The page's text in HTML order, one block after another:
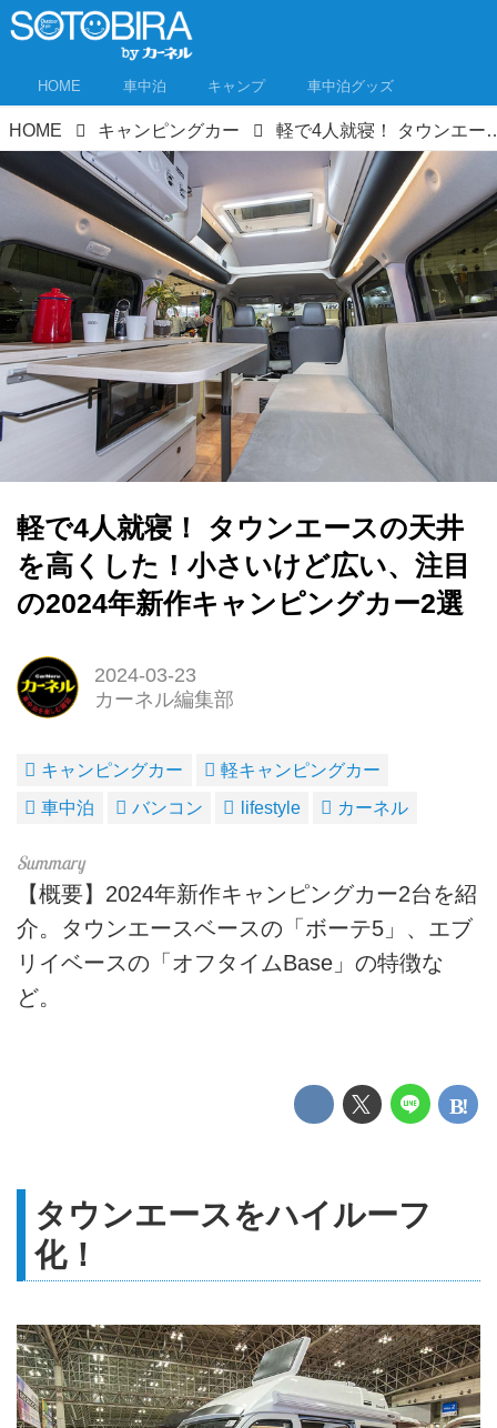
HOME 車中泊 キャンプ 車中泊グッズ
HOME キャンピングカー 軽で4人就寝！ タウンエースの天井を高く
軽で4人就寝！ タウンエースの天井
を高くした！小さいけど広い、注目
の2024年新作キャンピングカー2選
2024-03-23
カーネル編集部
キャンピングカー
軽キャンピングカー
車中泊
バンコン lifestyle カーネル
【概要】2024年新作キャンピングカー2台を紹
介。タウンエースベースの「ボーテ5」、エブ
リイベースの「オフタイムBase」の特徴な
ど。
タウンエースをハイルーフ
化！